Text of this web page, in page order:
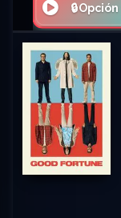
🔒Opción